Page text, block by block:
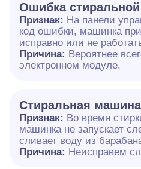
Ошибка
Признак: На панели
код ошибки, машинка
исправно или не
Причина: Вероятнее
электронном модуле.
Cтиральная
Признак: Во время
машинка не запускает
сливает воду из
Причина: Неисправем